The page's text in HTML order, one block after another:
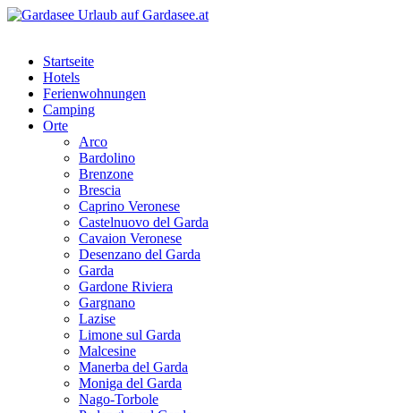
Startseite
Hotels
Ferienwohnungen
Camping
Orte
Arco
Bardolino
Brenzone
Brescia
Caprino Veronese
Castelnuovo del Garda
Cavaion Veronese
Desenzano del Garda
Garda
Gardone Riviera
Gargnano
Lazise
Limone sul Garda
Malcesine
Manerba del Garda
Moniga del Garda
Nago-Torbole